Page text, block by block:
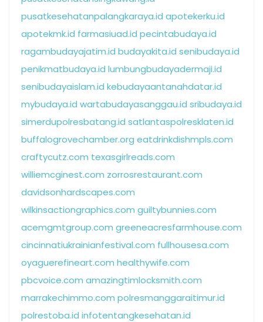
pusatkesehatanpalangkaraya.id apotekerku.id
apotekmk.id farmasiuad.id pecintabudaya.id
ragambudayajatim.id budayakita.id senibudaya.id
penikmatbudaya.id lumbungbudayadermaji.id
senibudayaislam.id kebudayaantanahdatar.id
mybudaya.id wartabudayasanggau.id sribudaya.id
simerdupolresbatang.id satlantaspolresklaten.id
buffalogrovechamber.org eatdrinkdishmpls.com
craftycutz.com texasgirlreads.com
williemcginest.com zorrosrestaurant.com
davidsonhardscapes.com
wilkinsactiongraphics.com guiltybunnies.com
acemgmtgroup.com greeneacresfarmhouse.com
cincinnatiukrainianfestival.com fullhousesa.com
oyaguerefineart.com healthywife.com
pbcvoice.com amazingtimlocksmith.com
marrakechimmo.com polresmanggaraitimur.id
polrestoba.id infotentangkesehatan.id